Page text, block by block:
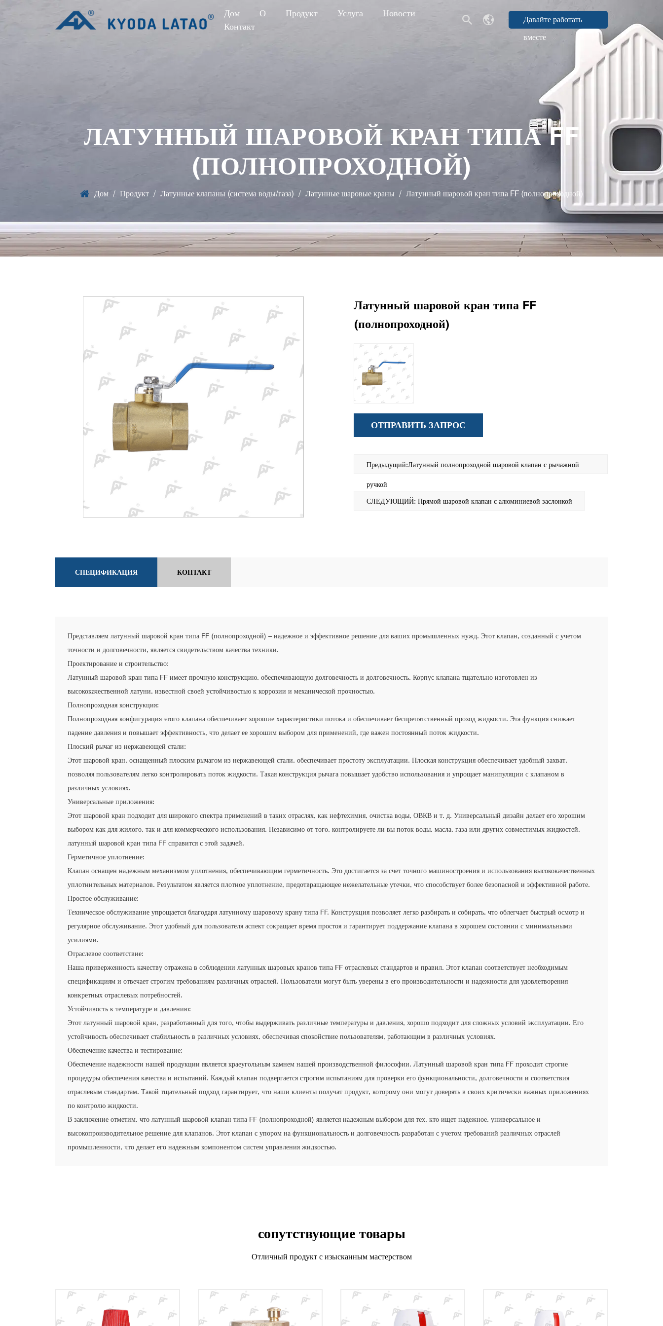
Дом О Продукт Услуга
Новости
Контакт
Давайте работать
вместе
ЛАТУННЫЙ ШАРОВОЙ КРАН ТИПА FF
(ПОЛНОПРОХОДНОЙ)
Дом / Продукт / Латунные клапаны (система воды/газа) / Латунные шаровые краны / Латунный шаровой кран типа FF (полнопроходной)
Латунный шаровой кран типа FF
(полнопроходной)
ОТПРАВИТЬ ЗАПРОС
Предыдущий:Латунный полнопроходной шаровой клапан с рычажной
ручкой
СЛЕДУЮЩИЙ: Прямой шаровой клапан с алюминиевой заслонкой
СПЕЦИФИКАЦИЯ КОНТАКТ
Представляем латунный шаровой кран типа FF (полнопроходной) – надежное и эффективное решение для ваших промышленных нужд. Этот клапан, созданный с учетом
точности и долговечности, является свидетельством качества техники.
Проектирование и строительство:
Латунный шаровой кран типа FF имеет прочную конструкцию, обеспечивающую долговечность и долговечность. Корпус клапана тщательно изготовлен из
высококачественной латуни, известной своей устойчивостью к коррозии и механической прочностью.
Полнопроходная конструкция:
Полнопроходная конфигурация этого клапана обеспечивает хорошие характеристики потока и обеспечивает беспрепятственный проход жидкости. Эта функция снижает
падение давления и повышает эффективность, что делает ее хорошим выбором для применений, где важен постоянный поток жидкости.
Плоский рычаг из нержавеющей стали:
Этот шаровой кран, оснащенный плоским рычагом из нержавеющей стали, обеспечивает простоту эксплуатации. Плоская конструкция обеспечивает удобный захват,
позволяя пользователям легко контролировать поток жидкости. Такая конструкция рычага повышает удобство использования и упрощает манипуляции с клапаном в
различных условиях.
Универсальные приложения:
Этот шаровой кран подходит для широкого спектра применений в таких отраслях, как нефтехимия, очистка воды, ОВКВ и т. д. Универсальный дизайн делает его хорошим
выбором как для жилого, так и для коммерческого использования. Независимо от того, контролируете ли вы поток воды, масла, газа или других совместимых жидкостей,
латунный шаровой кран типа FF справится с этой задачей.
Герметичное уплотнение:
Клапан оснащен надежным механизмом уплотнения, обеспечивающим герметичность. Это достигается за счет точного машиностроения и использования высококачественных
уплотнительных материалов. Результатом является плотное уплотнение, предотвращающее нежелательные утечки, что способствует более безопасной и эффективной работе.
Простое обслуживание:
Техническое обслуживание упрощается благодаря латунному шаровому крану типа FF. Конструкция позволяет легко разбирать и собирать, что облегчает быстрый осмотр и
регулярное обслуживание. Этот удобный для пользователя аспект сокращает время простоя и гарантирует поддержание клапана в хорошем состоянии с минимальными
усилиями.
Отраслевое соответствие:
Наша приверженность качеству отражена в соблюдении латунных шаровых кранов типа FF отраслевых стандартов и правил. Этот клапан соответствует необходимым
спецификациям и отвечает строгим требованиям различных отраслей. Пользователи могут быть уверены в его производительности и надежности для удовлетворения
конкретных отраслевых потребностей.
Устойчивость к температуре и давлению:
Этот латунный шаровой кран, разработанный для того, чтобы выдерживать различные температуры и давления, хорошо подходит для сложных условий эксплуатации. Его
устойчивость обеспечивает стабильность в различных условиях, обеспечивая спокойствие пользователям, работающим в различных условиях.
Обеспечение качества и тестирование:
Обеспечение надежности нашей продукции является краеугольным камнем нашей производственной философии. Латунный шаровой кран типа FF проходит строгие
процедуры обеспечения качества и испытаний. Каждый клапан подвергается строгим испытаниям для проверки его функциональности, долговечности и соответствия
отраслевым стандартам. Такой тщательный подход гарантирует, что наши клиенты получат продукт, которому они могут доверять в своих критически важных приложениях
по контролю жидкости.
В заключение отметим, что латунный шаровой клапан типа FF (полнопроходной) является надежным выбором для тех, кто ищет надежное, универсальное и
высокопроизводительное решение для клапанов. Этот клапан с упором на функциональность и долговечность разработан с учетом требований различных отраслей
промышленности, что делает его надежным компонентом систем управления жидкостью.
сопутствующие товары
Отличный продукт с изысканным мастерством